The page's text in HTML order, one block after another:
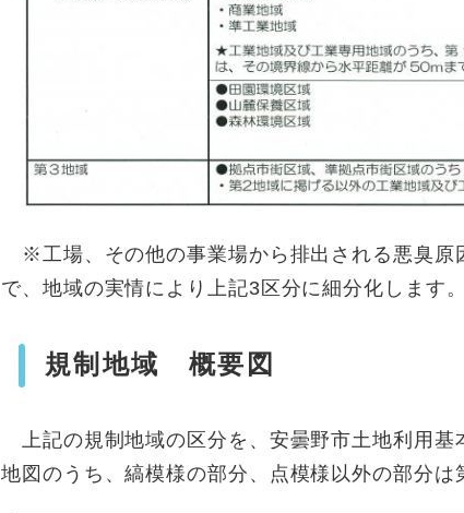
※工場、その他の事業場から排出される悪臭原
で、地域の実情により上記3区分に細分化します
規制地域 概要図
上記の規制地域の区分を、安曇野市土地利用基
地図のうち、縞模様の部分、点模様以外の部分